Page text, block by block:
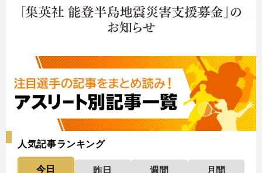
人気記事ランキング
今日 昨日 週間
月間